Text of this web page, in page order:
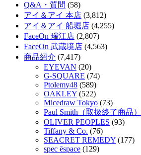
Q&A・質問 (58)
アイ＆アイ 本店 (3,812)
アイ＆アイ 船堀店 (4,255)
FaceOn 瑞江店 (2,807)
FaceOn 武蔵境店 (4,563)
商品紹介 (7,417)
EYEVAN (20)
G-SQUARE (74)
Ptolemy48 (589)
OAKLEY (522)
Micedraw Tokyo (73)
Paul Smith（取扱終了商品）
OLIVER PEOPLES (93)
Tiffany & Co. (76)
SEACRET REMEDY (177)
spec ēspace (129)